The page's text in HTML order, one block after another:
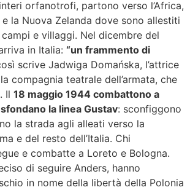
orfanotrofi, partono verso l’Africa,
e la Nuova Zelanda dove sono allestiti
e villaggi. Nel dicembre del
in Italia: “un frammento di
scrive Jadwiga Domańska, l’attrice
compagnia teatrale dell’armata, che
Il 18 maggio 1944 combattono a
la linea Gustav: sconfiggono
la strada agli alleati verso la
e del resto dell’Italia. Chi
e combatte a Loreto e Bologna.
di seguire Anders, hanno
in nome della libertà della Polonia